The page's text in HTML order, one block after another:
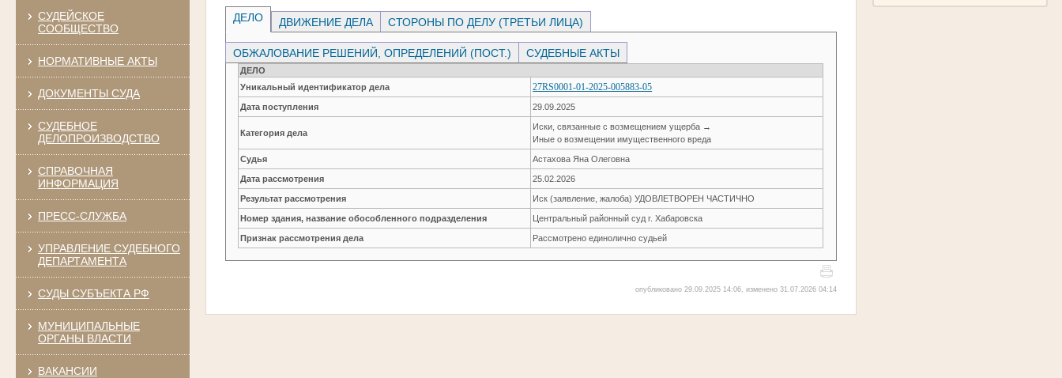
СУДЕЙСКОЕ
СООБЩЕСТВО
НОРМАТИВНЫЕ АКТЫ
ДОКУМЕНТЫ СУДА
СУДЕБНОЕ
ДЕЛОПРОИЗВОДСТВО
СПРАВОЧНАЯ
ИНФОРМАЦИЯ
ПРЕСС-СЛУЖБА
УПРАВЛЕНИЕ СУДЕБНОГО
ДЕПАРТАМЕНТА
СУДЫ СУБЪЕКТА РФ
МУНИЦИПАЛЬНЫЕ
ОРГАНЫ ВЛАСТИ
ВАКАНСИИ
ДЕЛО ДВИЖЕНИЕ ДЕЛА СТОРОНЫ ПО ДЕЛУ (ТРЕТЬИ ЛИЦА)
ОБЖАЛОВАНИЕ РЕШЕНИЙ, ОПРЕДЕЛЕНИЙ (ПОСТ.) СУДЕБНЫЕ АКТЫ
ДЕЛО
Уникальный идентификатор дела
27RS0001-01-2025-005883-05
Дата поступления 29.09.2025
Категория дела
Иски, связанные с возмещением ущерба →
Иные о возмещении имущественного вреда
Судья Астахова Яна Олеговна
Дата рассмотрения 25.02.2026
Результат рассмотрения Иск (заявление, жалоба) УДОВЛЕТВОРЕН ЧАСТИЧНО
Номер здания, название обособленного подразделения Центральный районный суд г. Хабаровска
Признак рассмотрения дела Рассмотрено единолично судьей
опубликовано 29.09.2025 14:06, изменено 31.07.2026 04:14